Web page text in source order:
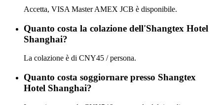
Accetta, VISA Master AMEX JCB è disponibile.
Quanto costa la colazione dell'Shangtex Hotel
Shanghai?
La colazione è di CNY45 / persona.
Quanto costa soggiornare presso Shangtex
Hotel Shanghai?